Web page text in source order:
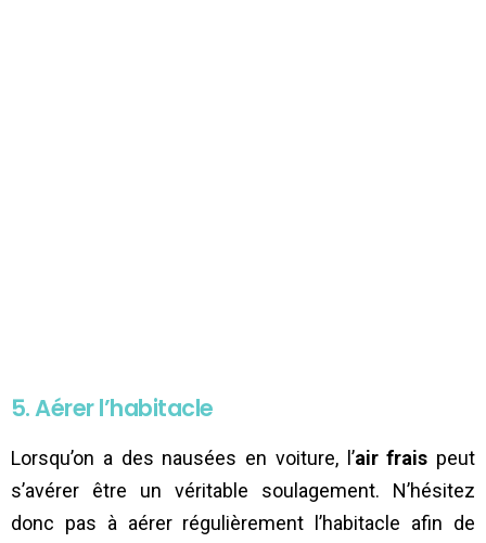
5. Aérer l’habitacle
Lorsqu’on a des nausées en voiture, l’air frais peut
s’avérer être un véritable soulagement. N’hésitez
donc pas à aérer régulièrement l’habitacle afin de